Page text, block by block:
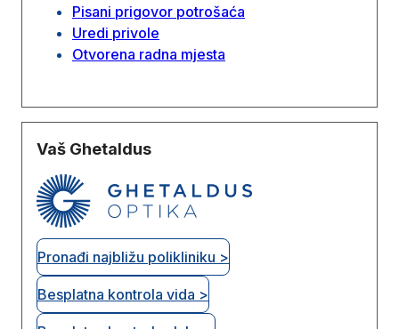
Pisani prigovor potrošaća
Uredi privole
Otvorena radna mjesta
Vaš Ghetaldus
Pronađi najbližu polikliniku >
Besplatna kontrola vida >